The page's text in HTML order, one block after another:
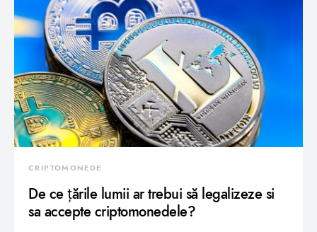
CRIPTOMONEDE
De ce țările lumii ar trebui să legalizeze si
sa accepte criptomonedele?